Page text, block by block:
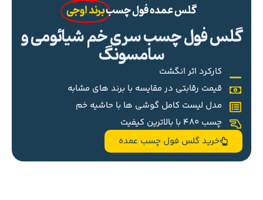
گلس عمده فول چسببرند اوجی
گلس فول چسب سری خم شیائومی و
سامسونگ
کارکرد اثر انگشت
قیمت رقابتی در مقایسه با برند های مشابه
مدل لیست کامل گوشی ها با حاشیه خم
چسب 480 با بالاترین کیفیت
خرید گلس فول چسب عمده